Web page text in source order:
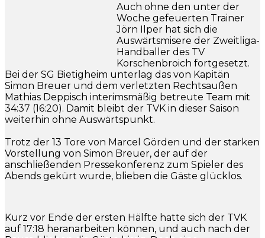
Auch ohne den unter der
Woche gefeuerten Trainer
Jörn Ilper hat sich die
Auswärtsmisere der Zweitliga-
Handballer des TV
Korschenbroich fortgesetzt.
Bei der SG Bietigheim unterlag das von Kapitän
Simon Breuer und dem verletzten Rechtsaußen
Mathias Deppisch interimsmäßig betreute Team mit
34:37 (16:20). Damit bleibt der TVK in dieser Saison
weiterhin ohne Auswärtspunkt.
Trotz der 13 Tore von Marcel Görden und der starken
Vorstellung von Simon Breuer, der auf der
anschließenden Pressekonferenz zum Spieler des
Abends gekürt wurde, blieben die Gäste glücklos.
Kurz vor Ende der ersten Hälfte hatte sich der TVK
auf 17:18 heranarbeiten können, und auch nach der